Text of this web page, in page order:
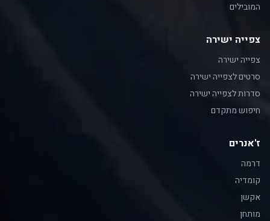
המובילים
צפייה ישירה
צפייה ישירה
סרטים לצפייה ישירה
סדרות לצפייה ישירה
חיפוש מתקדם
ז'אנרים
דרמה
קומדיה
אקשן
מותחן